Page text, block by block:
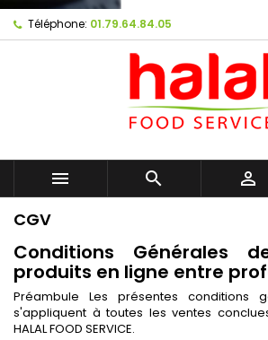
Téléphone: 01.79.64.84.05
  
CGV
Conditions Générales
produits en ligne entre
Préambule Les présentes conditions
s'appliquent à toutes les ventes
HALAL FOOD SERVICE.